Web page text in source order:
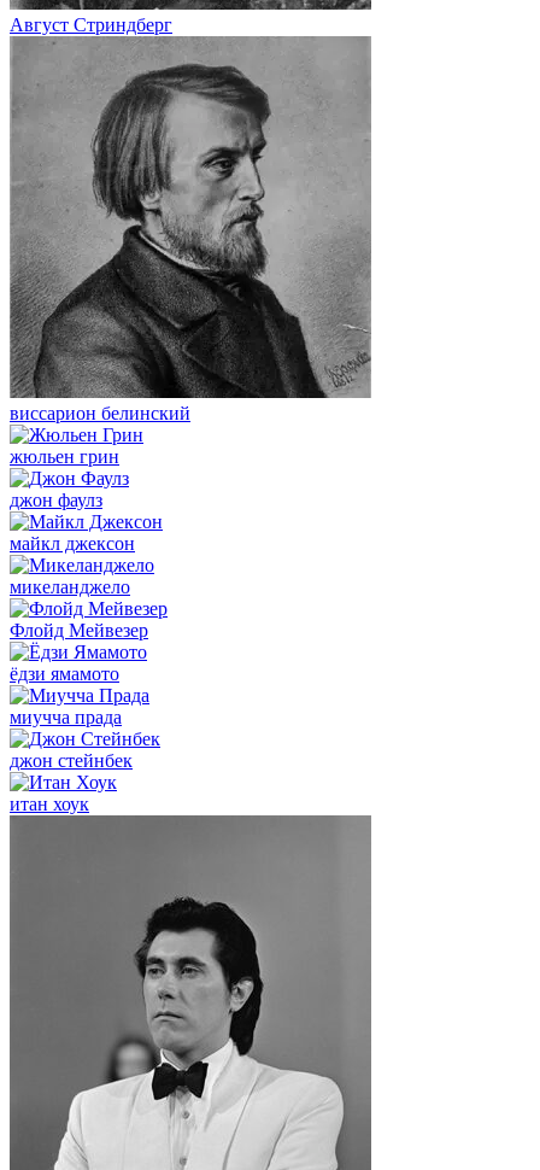
Август Стриндберг
виссарион белинский
жюльен грин
джон фаулз
майкл джексон
микеланджело
Флойд Мейвезер
ёдзи ямамото
миучча прада
джон стейнбек
итан хоук